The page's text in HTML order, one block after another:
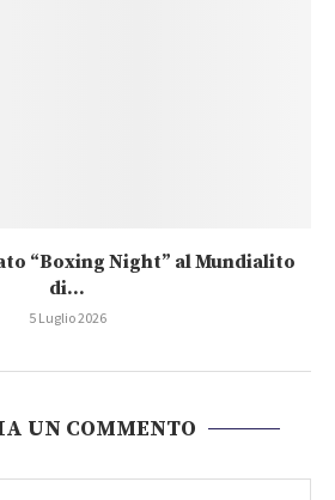
“Boxing Night” al Mundialito
di...
5 Luglio 2026
UN COMMENTO